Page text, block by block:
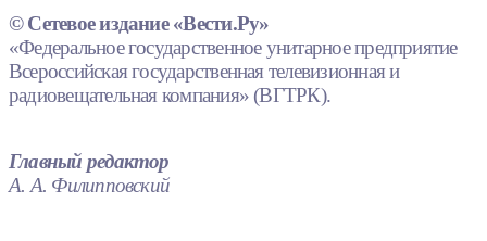
© Сетевое издание «Вести.Ру»
«Федеральное государственное унитарное предприятие
Всероссийская государственная телевизионная и
радиовещательная компания» (ВГТРК).
Главный редактор
А. А. Филипповский